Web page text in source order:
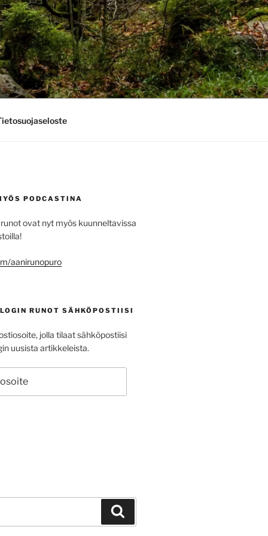
PODCASTINA
ovat nyt myös kuunneltavissa
aanirunopuro
RUNOT SÄHKÖPOSTIISI
jolla tilaat sähköpostiisi
uusista artikkeleista.